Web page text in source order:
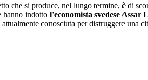
che si produce, nel lungo termine, è di
hanno indotto l’economista svedese Assar
conosciuta per distruggere una